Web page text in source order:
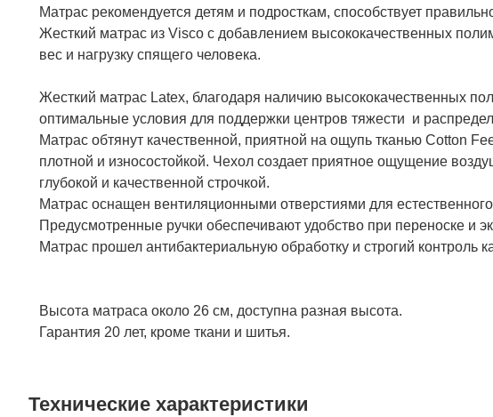
Матрас рекомендуется детям и подросткам, способствует
Жесткий матрас из Visco с добавлением высококачественных
вес и нагрузку спящего человека.
Жесткий матрас Latex, благодаря наличию высококачественных
оптимальные условия для поддержки центров тяжести и
Матрас обтянут качественной, приятной на ощупь тканью Cotton
плотной и износостойкой. Чехол создает приятное ощущение
глубокой и качественной строчкой.
Матрас оснащен вентиляционными отверстиями для
Предусмотренные ручки обеспечивают удобство при переноске и
Матрас прошел антибактериальную обработку и строгий контроль
Высота матраса около 26 см, доступна разная высота.
Гарантия 20 лет, кроме ткани и шитья.
Технические характеристики